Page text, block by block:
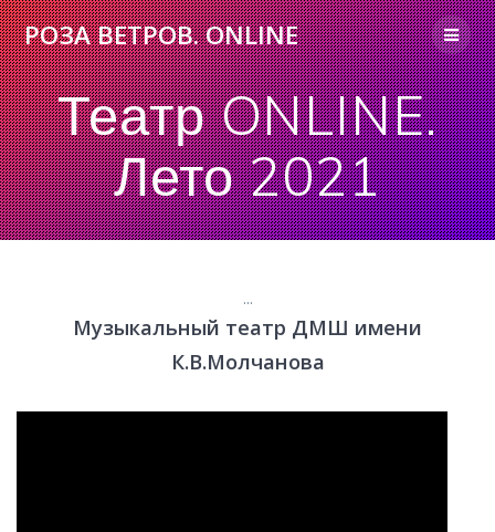
Skip
to
content
РОЗАВЕТРОВ.ONLINE
Театр ONLINE.
Лето 2021
...
Музыкальный театр ДМШ имени
К.В.Молчанова